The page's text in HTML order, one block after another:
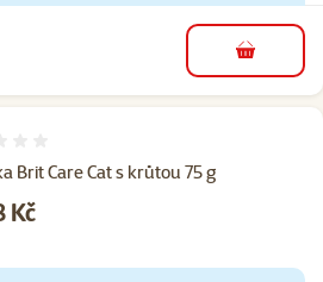
do košíku
Brit Care Cat s krůtou 75 g
Kč